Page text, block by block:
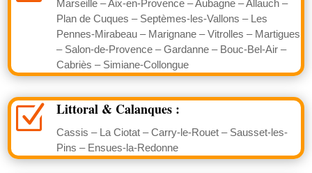
Marseille – Aix-en-Provence – Aubagne – Allauch –
Plan de Cuques – Septèmes-les-Vallons – Les
Pennes-Mirabeau – Marignane – Vitrolles – Martigues
– Salon-de-Provence – Gardanne – Bouc-Bel-Air –
Cabriès – Simiane-Collongue
Z Littoral & Calanques :
Cassis – La Ciotat – Carry-le-Rouet – Sausset-les-
Pins – Ensues-la-Redonne